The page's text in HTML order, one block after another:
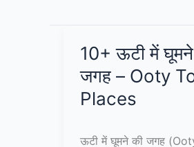
10+ ऊटी में
जगह – Ooty
Places
ऊटी में घूमने की जगह